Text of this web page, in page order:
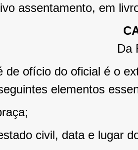
assentamento, em
Da
de ofício do oficial é o
elementos
civil, data e lugar